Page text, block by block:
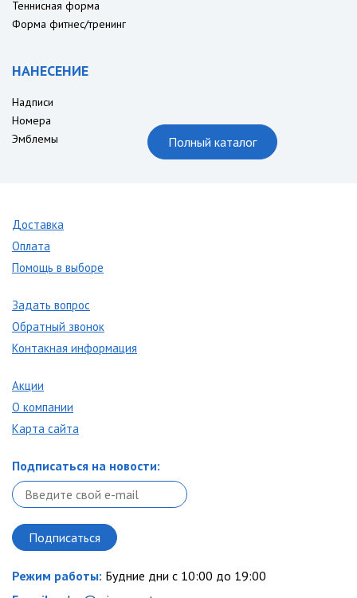
Теннисная форма
Форма фитнес/тренинг
НАНЕСЕНИЕ
Надписи
Номера
Эмблемы
Полный каталог
Доставка
Оплата
Помощь в выборе
Задать вопрос
Обратный звонок
Контакная информация
Акции
О компании
Карта сайта
Подписаться на новости:
Режим работы: Будние дни с 10:00 до 19:00